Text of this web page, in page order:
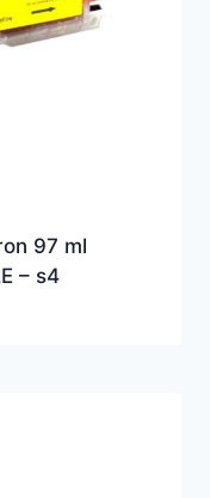
97 ml
– s4